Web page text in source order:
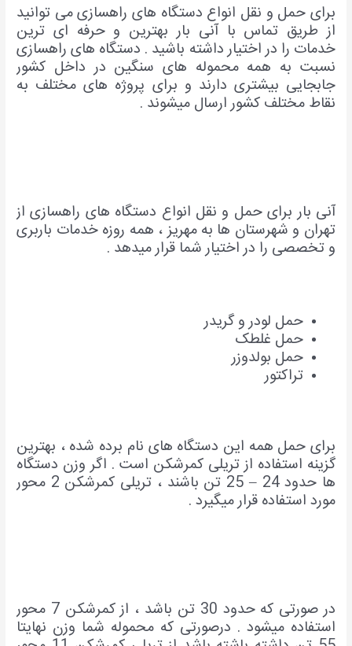
برای حمل و نقل انواع دستگاه های راهسازی می توانید
از طریق تماس با آنی بار بهترین و حرفه ای ترین
خدمات را در اختیار داشته باشید . دستگاه های راهسازی
نسبت به همه محموله های سنگین در داخل کشور
جابجایی بیشتری دارند و برای پروژه های مختلف به
نقاط مختلف کشور ارسال میشوند .
آنی بار برای حمل و نقل انواع دستگاه های راهسازی از
تهران و شهرستان ها به مهریز ، همه روزه خدمات باربری
و تخصصی را در اختیار شما قرار میدهد .
حمل لودر و گریدر
حمل غلطک
حمل بولدوزر
تراکتور
برای حمل همه این دستگاه های نام برده شده ، بهترین
گزینه استفاده از تریلی کمرشکن است . اگر وزن دستگاه
ها حدود 24 – 25 تن باشند ، تریلی کمرشکن 2 محور
مورد استفاده قرار میگیرد .
در صورتی که حدود 30 تن باشد ، از کمرشکن 7 محور
استفاده میشود . درصورتی که محموله شما وزن نهایتا